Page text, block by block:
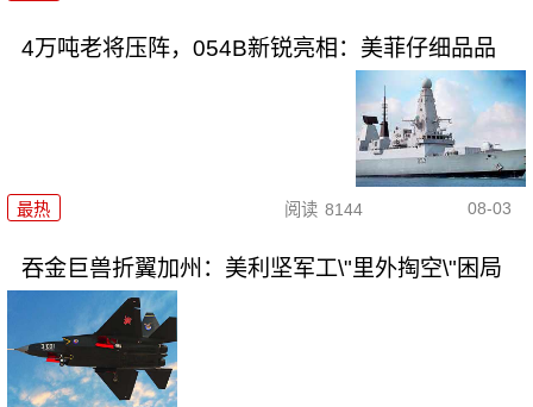
4万吨老将压阵，054B新锐亮相：美菲仔细品品
最热 阅读 8144 08-03
吞金巨兽折翼加州：美利坚军工\"里外掏空\"困局